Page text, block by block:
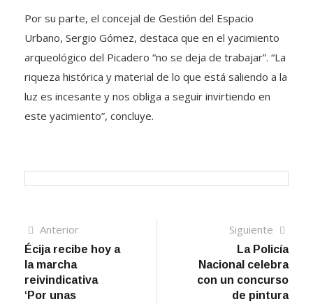
Por su parte, el concejal de Gestión del Espacio
Urbano, Sergio Gómez, destaca que en el yacimiento
arqueológico del Picadero “no se deja de trabajar”. “La
riqueza histórica y material de lo que está saliendo a la
luz es incesante y nos obliga a seguir invirtiendo en
este yacimiento”, concluye.
Navegación
de
entradas
AnteriorArtículo
anterior
Écija recibe hoy a
la marcha
reivindicativa
‘Por unas
Siguiente
La Policía
Nacional celebra
con un concurso
de pintura